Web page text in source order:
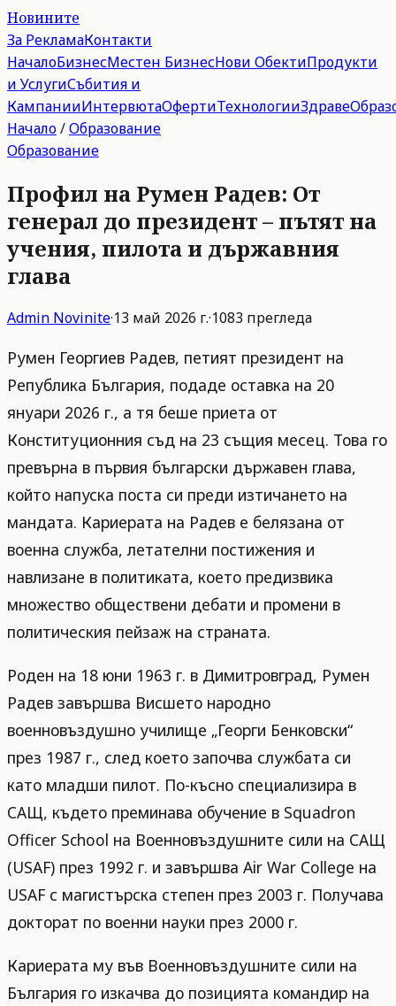
Новините
За РекламаКонтакти
НачалоБизнесМестен БизнесНови ОбектиПродукти
и УслугиСъбития и
КампанииИнтервютаОфертиТехнологииЗдраве
Начало/Образование
Образование
Профил на Румен Радев: От
генерал до президент – пътят на
учения, пилота и държавния
глава
Admin Novinite·13 май 2026 г.·1083 прегледа
Румен Георгиев Радев, петият президент на
Република България, подаде оставка на 20
януари 2026 г., а тя беше приета от
Конституционния съд на 23 същия месец. Това го
превърна в първия български държавен глава,
който напуска поста си преди изтичането на
мандата. Кариерата на Радев е белязана от
военна служба, летателни постижения и
навлизане в политиката, което предизвика
множество обществени дебати и промени в
политическия пейзаж на страната.
Роден на 18 юни 1963 г. в Димитровград, Румен
Радев завършва Висшето народно
военновъздушно училище „Георги Бенковски“
през 1987 г., след което започва службата си
като младши пилот. По-късно специализира в
САЩ, където преминава обучение в Squadron
Officer School на Военновъздушните сили на САЩ
(USAF) през 1992 г. и завършва Air War College на
USAF с магистърска степен през 2003 г. Получава
докторат по военни науки през 2000 г.
Кариерата му във Военновъздушните сили на
България го изкачва до позицията командир на